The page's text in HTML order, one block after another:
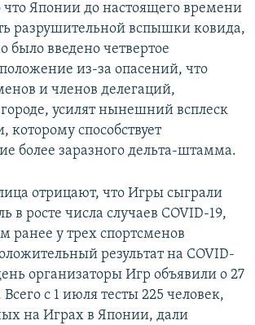
что Японии до настоящего времени
разрушительной вспышки ковида,
было введено четвертое
из-за опасений, что
и членов делегаций,
усилят нынешний всплеск
которому способствует
более заразного дельта-штамма.
отрицают, что Игры сыграли
в росте числа случаев COVID-19,
ранее у трех спортсменов
результат на COVID-
организаторы Игр объявили о 27
с 1 июля тесты 225 человек,
на Играх в Японии, дали